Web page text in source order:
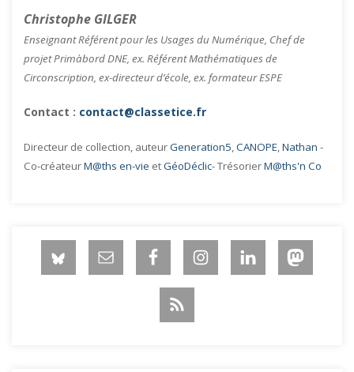
Christophe GILGER
Enseignant Référent pour les Usages du Numérique, Chef de
projet Primàbord DNE, ex. Référent Mathématiques de
Circonscription, ex-directeur d’école, ex. formateur ESPE
Contact : contact@classetice.fr
Directeur de collection, auteurGeneration5,CANOPE,Nathan -
Co-créateurM@ths en-vie etGéoDéclic- TrésorierM@ths'n Co